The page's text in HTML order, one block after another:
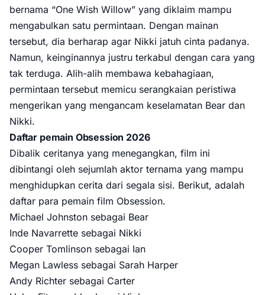
bernama “One Wish Willow” yang diklaim mampu
mengabulkan satu permintaan. Dengan mainan
tersebut, dia berharap agar Nikki jatuh cinta padanya.
Namun, keinginannya justru terkabul dengan cara yang
tak terduga. Alih-alih membawa kebahagiaan,
permintaan tersebut memicu serangkaian peristiwa
mengerikan yang mengancam keselamatan Bear dan
Nikki.
Daftar pemain Obsession 2026
Dibalik ceritanya yang menegangkan, film ini
dibintangi oleh sejumlah aktor ternama yang mampu
menghidupkan cerita dari segala sisi. Berikut, adalah
daftar para pemain film Obsession.
Michael Johnston sebagai Bear
Inde Navarrette sebagai Nikki
Cooper Tomlinson sebagai Ian
Megan Lawless sebagai Sarah Harper
Andy Richter sebagai Carter